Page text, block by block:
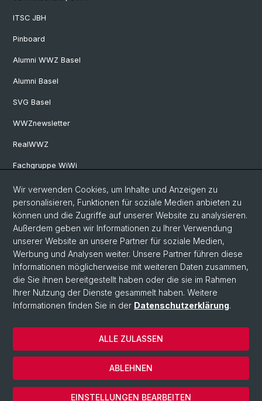
ITSC JBH
Pinboard
Alumni WWZ Basel
Alumni Basel
SVG Basel
WWZnewsletter
RealWWZ
Fachgruppe WiWi
Social Media
LinkedIn
Youtube
WWZFaculty Blog
Wir verwenden Cookies, um Inhalte und Anzeigen zu
personalisieren, Funktionen für soziale Medien anbieten zu
können und die Zugriffe auf unserer Website zu analysieren.
Außerdem geben wir Informationen zu Ihrer Verwendung
unserer Website an unsere Partner für soziale Medien,
Werbung und Analysen weiter. Unsere Partner führen diese
Informationen möglicherweise mit weiteren Daten zusammen,
die Sie ihnen bereitgestellt haben oder die sie im Rahmen
Ihrer Nutzung der Dienste gesammelt haben. Weitere
Informationen finden Sie in der Datenschutzerklärung.
EINSTELLUNGEN BEARBEITEN
ABLEHNEN
ALLE ZULASSEN